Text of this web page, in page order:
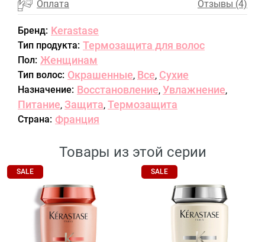
Оплата
Отзывы (4)
Бренд: Kerastase
Тип продукта: Термозащита для волос
Пол: Женщинам
Тип волос: Окрашенные, Все, Сухие
Назначение: Восстановление, Увлажнение,
Питание, Защита, Термозащита
Страна: Франция
Товары из этой серии
SALE SALE